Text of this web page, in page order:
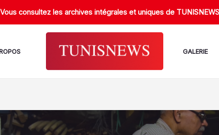
Vous consultez les archives intégrales et uniques de TUNISNEWS
GALERIE